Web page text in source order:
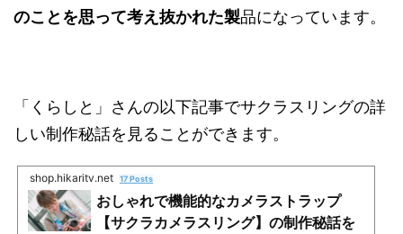
のことを思って考え抜かれた製品になっています。
「くらしと」さんの以下記事でサクラスリングの詳
しい制作秘話を見ることができます。
shop.hikaritv.net 17 Posts
おしゃれで機能的なカメラストラップ
【サクラカメラスリング】の制作秘話を